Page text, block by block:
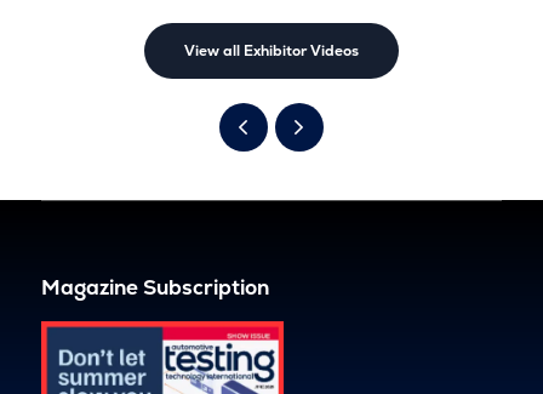
View all Exhibitor Videos
Magazine Subscription